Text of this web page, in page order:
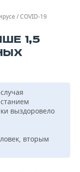
/ COVID-19
1,5
выздоровело
вторым